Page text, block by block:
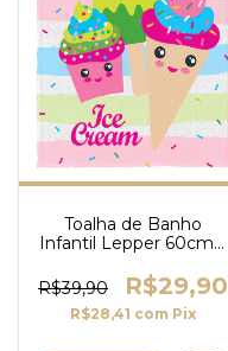
Toalha de Banho
Infantil Lepper 60cm x
Gelato
R$39,90 R$29,90
R$28,41 com Pix